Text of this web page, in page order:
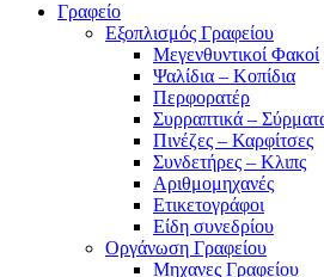
Γραφείο
Εξοπλισμός Γραφείου
Μεγενθυντικοί Φακοί
Ψαλίδια – Κοπίδια
Περφορατέρ
Συρραπτικά –
Πινέζες – Καρφίτσες
Συνδετήρες – Κλιπς
Αριθμομηχανές
Ετικετογράφοι
Είδη συνεδρίου
Οργάνωση Γραφείου
Μηχανες Γραφείου